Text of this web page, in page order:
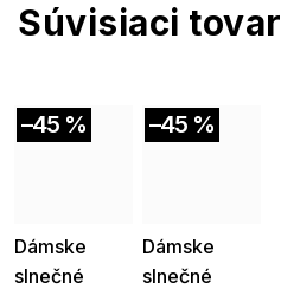
Súvisiaci tovar
Akcia
–45 %
Dámske
slnečné
Akcia
–45 %
Dámske
slnečné